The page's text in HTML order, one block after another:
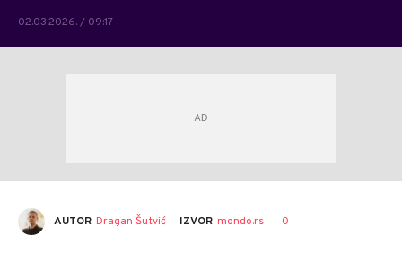
02.03.2026. / 09:17
AUTOR Dragan Šutvić IZVOR mondo.rs 0